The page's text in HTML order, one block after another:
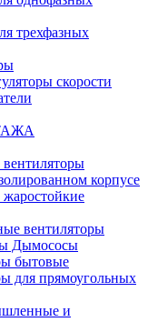
трехфазных
скорости
корпусе
вентиляторы
Дымососы
бытовые
для прямоугольных
и